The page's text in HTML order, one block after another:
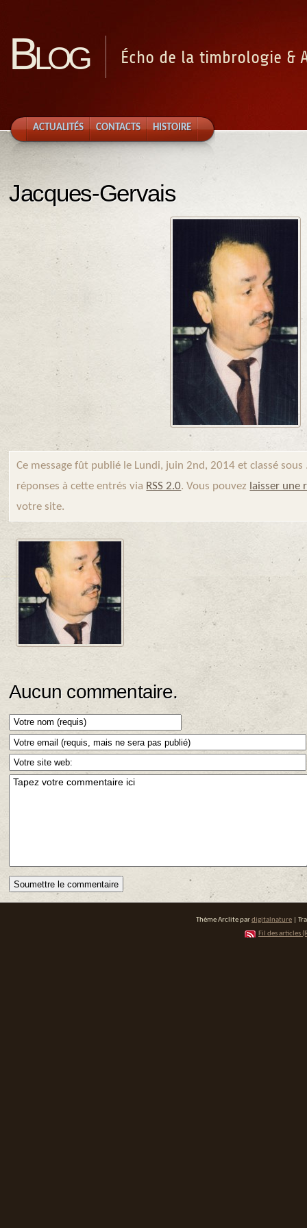
Blog Écho de la timbrologie &
ACTUALITÉS CONTACTS HISTOIRE
Jacques-Gervais
Ce message fût publié le Lundi, juin 2nd, 2014 et classé
réponses à cette entrés via RSS 2.0. Vous pouvez laisser une
votre site.
Aucun commentaire.
Thème Arclite pardigitalnature |
Fil des articles